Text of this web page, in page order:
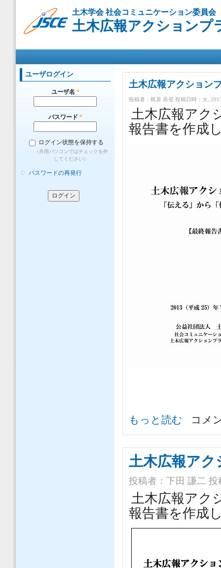
イ
ン
コ
ツ
に
移
動
土木学会 社会コミュニケーション委員会
土木広報アクションプ
ユーザログイン
ユーザ名 *
パスワード *
ログイン状態を保持する
（共用パソコンではチェックを外
してください）
パスワードの再発行
土木広報アクション
投稿者：梶原 辰登 投稿日時：火,
土木広報アク
報告書を作成
土木広報アクションプラン最終報
もっと読む コメ
土木広報アク
投稿者：下田 謙二 投
土木広報アク
報告書を作成